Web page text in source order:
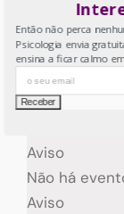
Não há
Aviso
Não há
Aviso
Aviso
Não há
Aviso
Então não perca
Psicologia envia
ensina a ficar calmo